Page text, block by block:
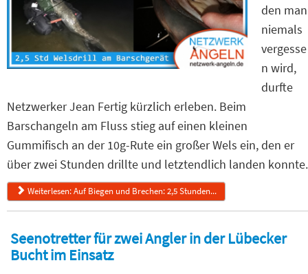
den man
niemals
vergesse
n wird,
durfte
Netzwerker Jean Fertig kürzlich erleben. Beim
Barschangeln am Fluss stieg auf einen kleinen
Gummifisch an der 10g-Rute ein großer Wels ein, den er
über zwei Stunden drillte und letztendlich landen konnte.
Weiterlesen: Auf Biegen und Brechen: 2,5 Stunden...
Seenotretter für zwei Angler in der Lübecker
Bucht im Einsatz